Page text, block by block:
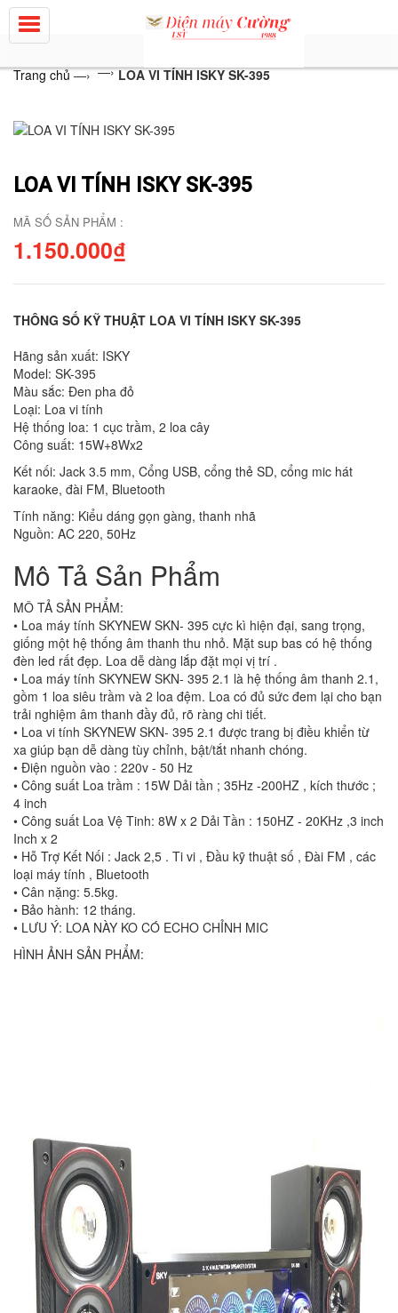
Trang chủ—› —› LOA VI TÍNH ISKY SK-395
LOA VI TÍNH ISKY SK-395
MÃ SỐ SẢN PHẨM :
1.150.000₫
THÔNG SỐ KỸ THUẬT LOA VI TÍNH ISKY SK-395
Hãng sản xuất: ISKY
Model: SK-395
Màu sắc: Đen pha đỏ
Loại: Loa vi tính
Hệ thống loa: 1 cục trầm, 2 loa cây
Công suất: 15W+8Wx2
Kết nối: Jack 3.5 mm, Cổng USB, cổng thẻ SD, cổng mic hát
karaoke, đài FM, Bluetooth
Tính năng: Kiểu dáng gọn gàng, thanh nhã
Nguồn: AC 220, 50Hz
Mô Tả Sản Phẩm
MÔ TẢ SẢN PHẨM:
• Loa máy tính SKYNEW SKN- 395 cực kì hiện đại, sang trọng,
giống một hệ thống âm thanh thu nhỏ. Mặt sup bas có hệ thống
đèn led rất đẹp. Loa dễ dàng lắp đặt mọi vị trí .
• Loa máy tính SKYNEW SKN- 395 2.1 là hệ thống âm thanh 2.1,
gồm 1 loa siêu trầm và 2 loa đệm. Loa có đủ sức đem lại cho bạn
trải nghiệm âm thanh đầy đủ, rõ ràng chi tiết.
• Loa vi tính SKYNEW SKN- 395 2.1 được trang bị điều khiển từ
xa giúp bạn dễ dàng tùy chỉnh, bật/tắt nhanh chóng.
• Điện nguồn vào : 220v - 50 Hz
• Công suất Loa trầm : 15W Dải tần ; 35Hz -200HZ , kích thước ;
4 inch
• Công suất Loa Vệ Tinh: 8W x 2 Dải Tần : 150HZ - 20KHz ,3 inch
Inch x 2
• Hỗ Trợ Kết Nối : Jack 2,5 . Ti vi , Đầu kỹ thuật số , Đài FM , các
loại máy tính , Bluetooth
• Cân nặng: 5.5kg.
• Bảo hành: 12 tháng.
• LƯU Ý: LOA NÀY KO CÓ ECHO CHỈNH MIC
HÌNH ẢNH SẢN PHẨM: